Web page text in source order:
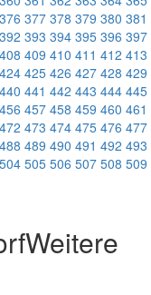
376 377 378 379 380 381
392 393 394 395 396 397
408 409 410 411 412 413
424 425 426 427 428 429
440 441 442 443 444 445
456 457 458 459 460 461
472 473 474 475 476 477
488 489 490 491 492 493
504 505 506 507 508 509
Weitere